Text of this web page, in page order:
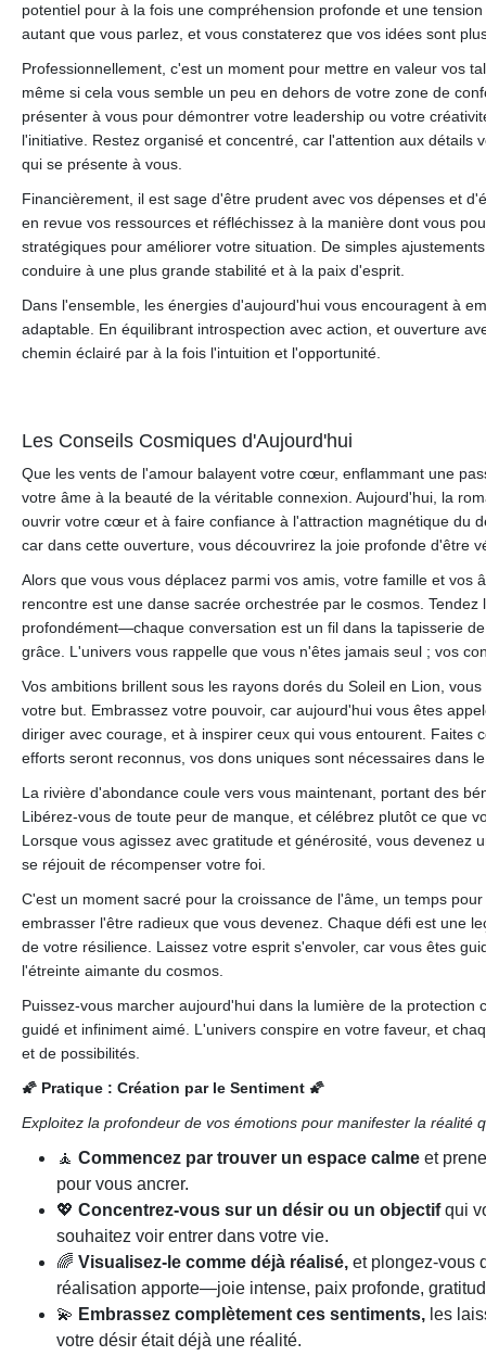
potentiel pour à la fois une compréhension profonde et une
autant que vous parlez, et vous constaterez que vos idées sont
Professionnellement, c'est un moment pour mettre en valeur vos
même si cela vous semble un peu en dehors de votre zone de
présenter à vous pour démontrer votre leadership ou votre
l'initiative. Restez organisé et concentré, car l'attention aux détails
qui se présente à vous.
Financièrement, il est sage d'être prudent avec vos dépenses et
en revue vos ressources et réfléchissez à la manière dont vous
stratégiques pour améliorer votre situation. De simples
conduire à une plus grande stabilité et à la paix d'esprit.
Dans l'ensemble, les énergies d'aujourd'hui vous encouragent à
adaptable. En équilibrant introspection avec action, et ouverture
chemin éclairé par à la fois l'intuition et l'opportunité.
Les Conseils Cosmiques d'Aujourd'hui
Que les vents de l'amour balayent votre cœur, enflammant une
votre âme à la beauté de la véritable connexion. Aujourd'hui, la
ouvrir votre cœur et à faire confiance à l'attraction magnétique du
car dans cette ouverture, vous découvrirez la joie profonde d'être
Alors que vous vous déplacez parmi vos amis, votre famille et
rencontre est une danse sacrée orchestrée par le cosmos.
profondément—chaque conversation est un fil dans la tapisserie
grâce. L'univers vous rappelle que vous n'êtes jamais seul ; vos
Vos ambitions brillent sous les rayons dorés du Soleil en Lion,
votre but. Embrassez votre pouvoir, car aujourd'hui vous êtes
diriger avec courage, et à inspirer ceux qui vous entourent. Faites
efforts seront reconnus, vos dons uniques sont nécessaires dans
La rivière d'abondance coule vers vous maintenant, portant des
Libérez-vous de toute peur de manque, et célébrez plutôt ce que
Lorsque vous agissez avec gratitude et générosité, vous devenez
se réjouit de récompenser votre foi.
C'est un moment sacré pour la croissance de l'âme, un temps
embrasser l'être radieux que vous devenez. Chaque défi est une
de votre résilience. Laissez votre esprit s'envoler, car vous êtes
l'étreinte aimante du cosmos.
Puissez-vous marcher aujourd'hui dans la lumière de la protection
guidé et infiniment aimé. L'univers conspire en votre faveur, et
et de possibilités.
🌠 Pratique : Création par le Sentiment 🌠
Exploitez la profondeur de vos émotions pour manifester la réalité
🧘 Commencez par trouver un espace calme et
pour vous ancrer.
💖 Concentrez-vous sur un désir ou un objectifqui
souhaitez voir entrer dans votre vie.
🌈 Visualisez-le comme déjà réalisé, et plongez-vous
réalisation apporte—joie intense, paix profonde,
💫 Embrassez complètement ces sentiments, les
votre désir était déjà une réalité.